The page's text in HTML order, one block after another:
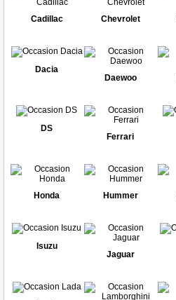
Cadillac Chevrolet
Dacia
Daewoo
DS
Ferrari
Honda Hummer
Isuzu
Jaguar